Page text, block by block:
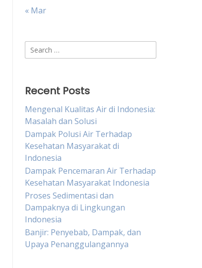
« Mar
Search
for:
Recent Posts
Mengenal Kualitas Air di Indonesia:
Masalah dan Solusi
Dampak Polusi Air Terhadap
Kesehatan Masyarakat di
Indonesia
Dampak Pencemaran Air Terhadap
Kesehatan Masyarakat Indonesia
Proses Sedimentasi dan
Dampaknya di Lingkungan
Indonesia
Banjir: Penyebab, Dampak, dan
Upaya Penanggulangannya